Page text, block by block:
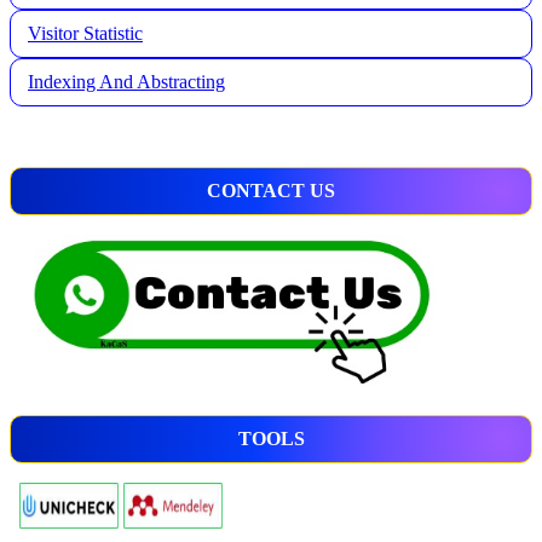
Visitor Statistic
Indexing And Abstracting
CONTACT US
TOOLS